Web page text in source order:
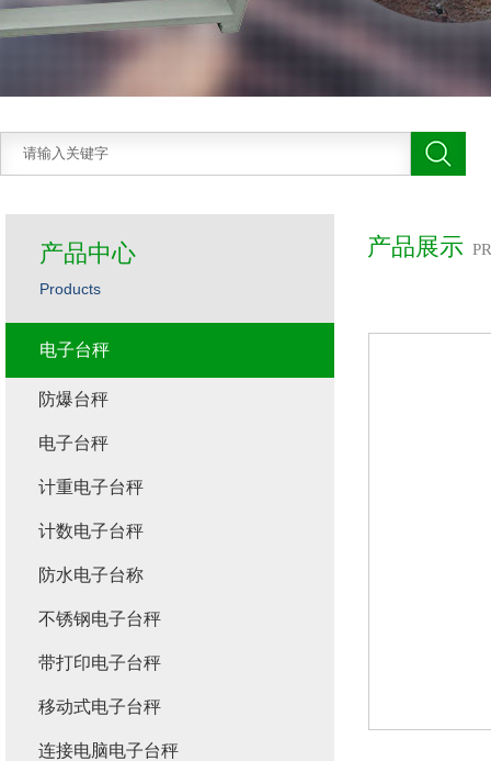
产品展示
产品中心
Products
电子台秤
防爆台秤
电子台秤
计重电子台秤
计数电子台秤
防水电子台称
不锈钢电子台秤
带打印电子台秤
移动式电子台秤
连接电脑电子台秤